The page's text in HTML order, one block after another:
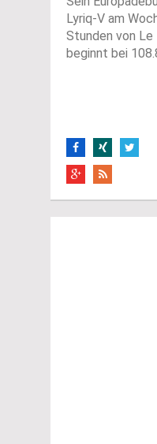
Lyriq-V am
Stunden von
beginnt bei